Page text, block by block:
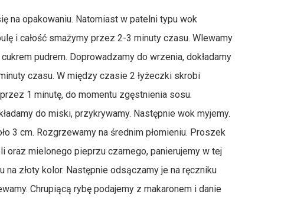
na opakowaniu. Natomiast w patelni typu wok
i całość smażymy przez 2-3 minuty czasu. Wlewamy
pudrem. Doprowadzamy do wrzenia, dokładamy
czasu. W między czasie 2 łyżeczki skrobi
1 minutę, do momentu zgęstnienia sosu.
do miski, przykrywamy. Następnie wok myjemy.
3 cm. Rozgrzewamy na średnim płomieniu. Proszek
mielonego pieprzu czarnego, panierujemy w tej
złoty kolor. Następnie odsączamy je na ręczniku
Chrupiącą rybę podajemy z makaronem i danie